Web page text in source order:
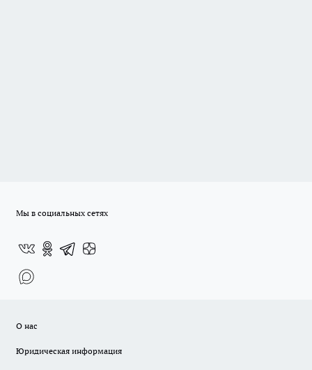
Мы в социальных сетях
О нас
Юридическая информация